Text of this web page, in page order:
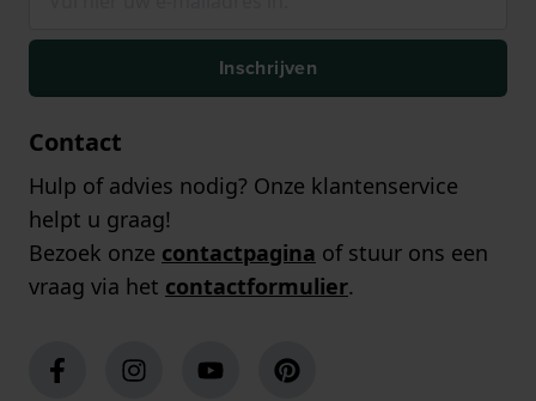
Inschrijven
Contact
Hulp of advies nodig? Onze klantenservice
helpt u graag!
Bezoek onze contactpagina of stuur ons een
vraag via het contactformulier.